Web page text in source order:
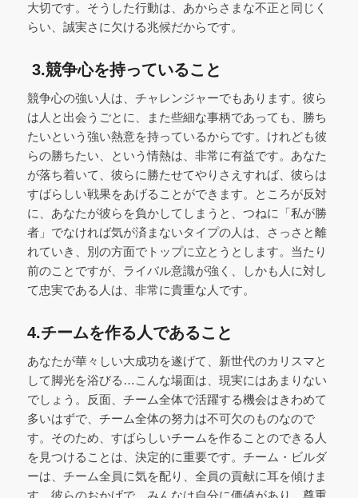
大切です。そうした行動は、あからさまな不正と同じく
らい、誠実さに欠ける兆候だからです。
3.競争心を持っていること
競争心の強い人は、チャレンジャーでもあります。彼ら
は人と出会うごとに、また些細な事柄であっても、勝ち
たいという強い熱意を持っているからです。けれども彼
らの勝ちたい、という情熱は、非常に有益です。あなた
が落ち着いて、彼らに勝たせてやりさえすれば、彼らは
すばらしい戦果をあげることができます。ところが反対
に、あなたが彼らを負かしてしまうと、つねに「私が勝
者」でなければ気が済まないタイプの人は、さっさと離
れていき、別の方面でトップに立とうとします。当たり
前のことですが、ライバル意識が強く、しかも人に対し
て忠実である人は、非常に貴重な人です。
4.チームを作る人であること
あなたが華々しい大成功を遂げて、新世代のカリスマと
して脚光を浴びる…こんな場面は、現実にはあまりない
でしょう。反面、チーム全体で活躍する機会はきわめて
多いはずで、チーム全体の努力は不可欠のものなので
す。そのため、すばらしいチームを作ることのできる人
を見つけることは、決定的に重要です。チーム・ビルダ
ーは、チーム全員に気を配り、全員の貢献に耳を傾けま
す。彼らのおかげで、みんなは自分に価値があり、尊重